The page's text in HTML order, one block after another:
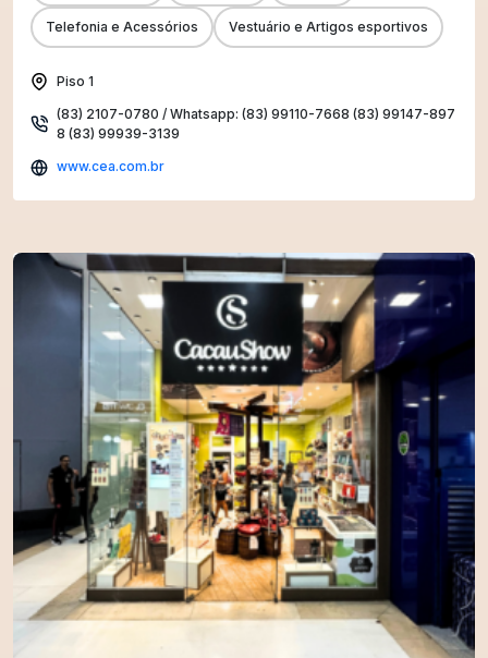
Telefonia e Acessórios Vestuário e Artigos esportivos
Piso 1
(83) 2107-0780 / Whatsapp: (83) 99110-7668 (83) 99147-897
8 (83) 99939-3139
www.cea.com.br